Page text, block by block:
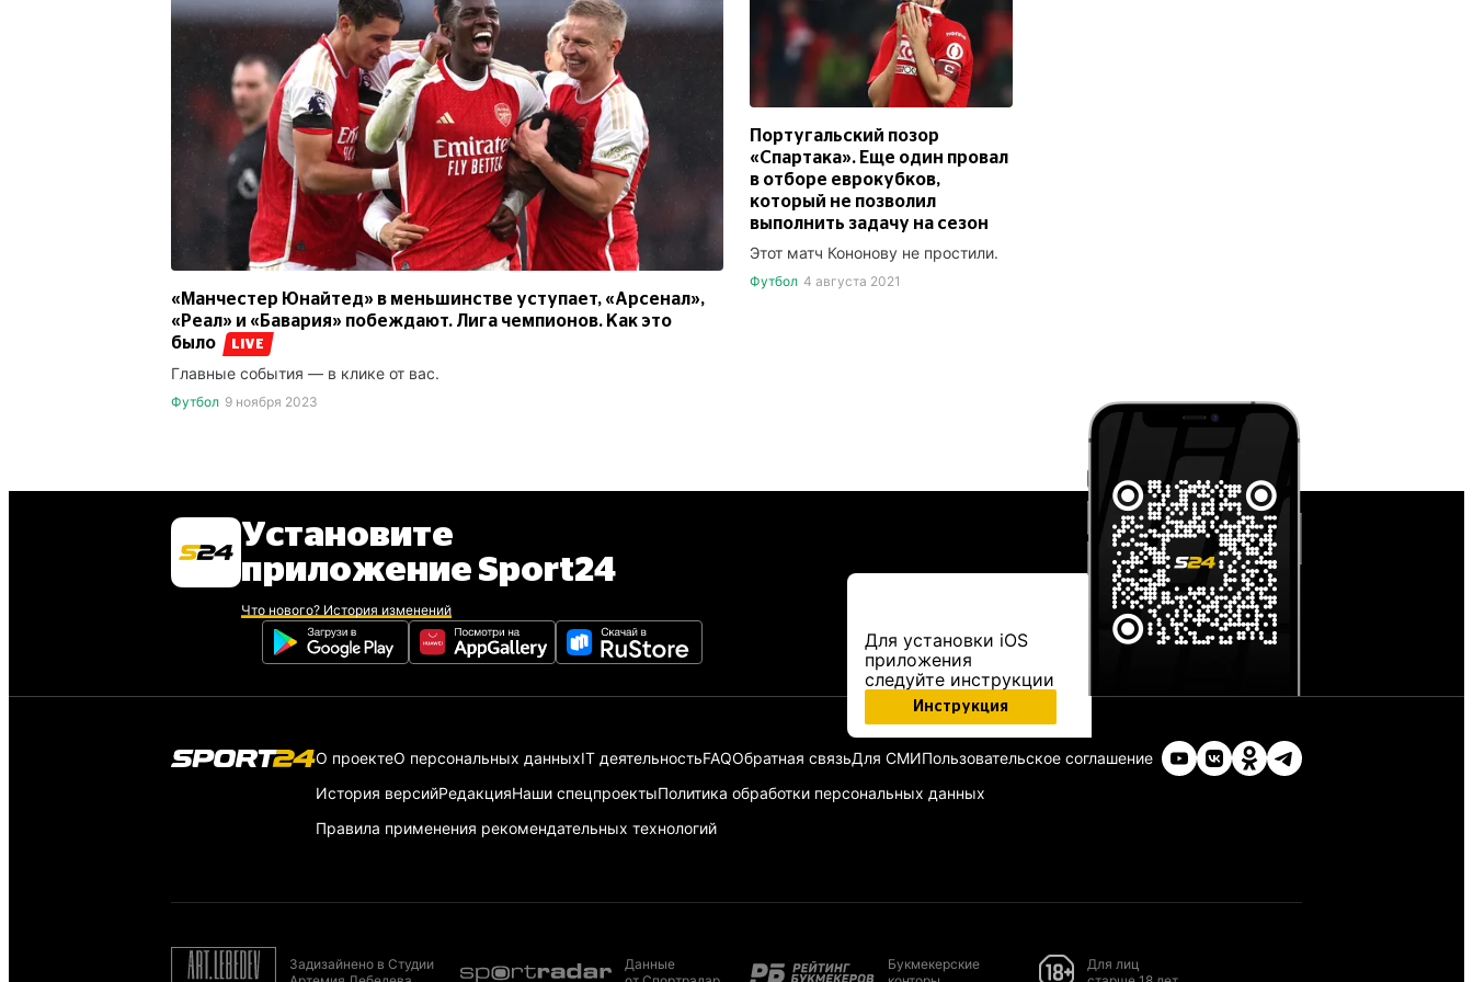
«Манчестер Юнайтед» в меньшинстве уступает, «Арсенал»,
«Реал» и «Бавария» побеждают. Лига чемпионов. Как это
было
LIVE
Главные события — в клике от вас.
Футбол 9 ноября 2023
Португальский позор
«Спартака». Еще один провал
в отборе еврокубков,
который не позволил
выполнить задачу на сезон
Этот матч Кононову не простили.
Футбол 4 августа 2021
Установите
приложение Sport24
Что нового? История изменений
Для установки iOS
приложения
следуйте инструкции
Инструкция
О проектеО персональных данныхIT деятельностьFAQОбратная связьДля СМИПользовательское соглашение
История версийРедакцияНаши спецпроектыПолитика обработки персональных данных
Правила применения рекомендательных технологий
Задизайнено в Студии
Данные
Букмекерские
Для лиц